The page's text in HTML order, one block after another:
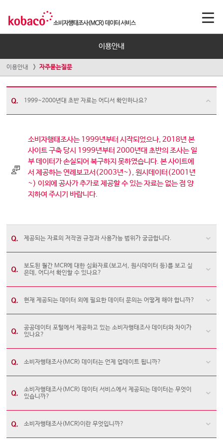
이용안내
이용안내 자주묻는질문
1999~2000년대 초반 자료는 어디서 확인하나요?
소비자행태조사는 1999년부터 시작되었으나, 2018년 본
사이트 구축 당시 1999년부터 2000년대 초반의 조사는 일
부 데이터가 손실되어 복구하지 못하였습니다. 본 사이트에
서 제공하는 연례보고서(2003년~), 원시데이터(2001년
~) 이외에 공사가 추가로 제공할 수 있는 자료는 없는 점 양
지하여 주시기 바랍니다.
제공되는 자료의 저작권 규정과 사용가능 범위가 궁금합니다.
보도된 월간 MCR에 대한 심화자료(보고서, 원시데이터 등)를 보고 싶
은데, 어디서 확인할 수 있나요?
현재 제공되는 데이터 외에 필요한 데이터 문의는 어떻게 해야 합니까?
공공데이터 포털에서 제공하고 있는 소비자행태조사 데이터와 차이가
있나요?
소비자행태조사(MCR) 데이터는 언제 업데이트 됩니까?
소비자행태조사(MCR) 데이터 서비스에서 제공되는 데이터는 무엇이
있습니까?
소비자행태조사(MCR)이란 무엇입니까?